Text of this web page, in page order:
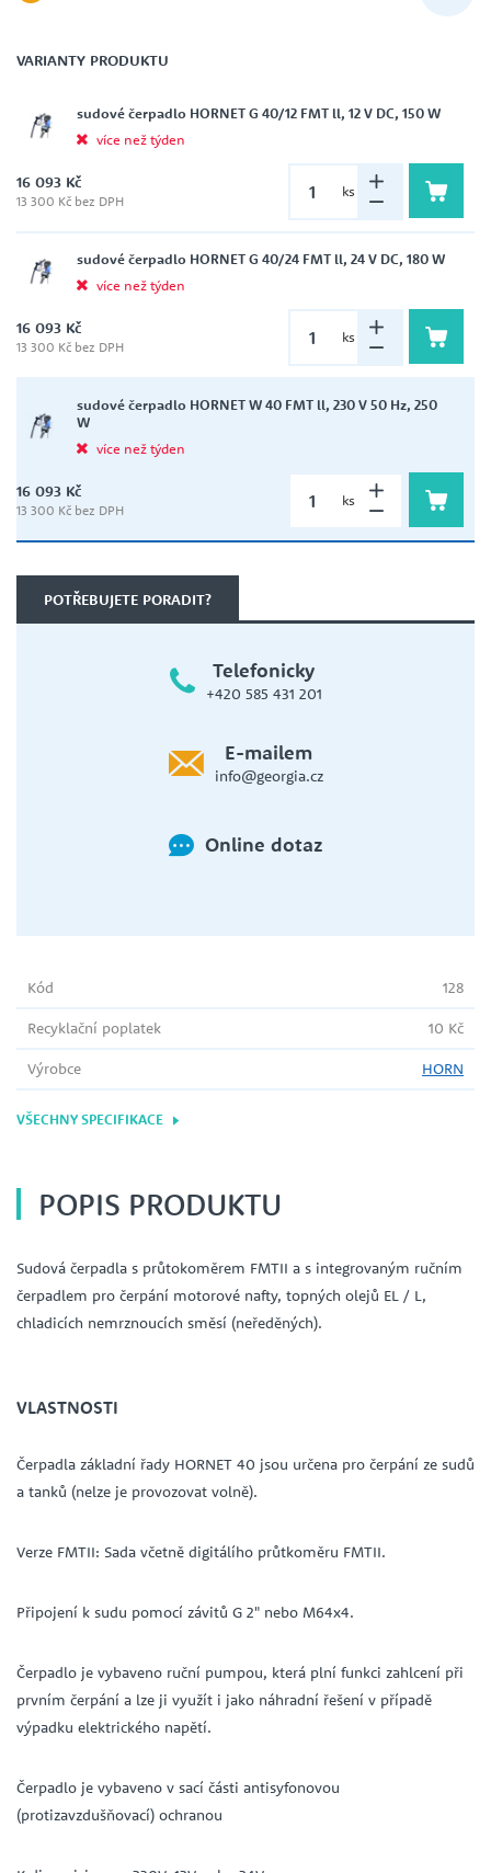
VARIANTY PRODUKTU
sudové čerpadlo HORNET G 40/12 FMT ll, 12 V DC, 150 W
více než týden
16 093 Kč
13 300 Kč bez DPH
ks
sudové čerpadlo HORNET G 40/24 FMT ll, 24 V DC, 180 W
více než týden
16 093 Kč
13 300 Kč bez DPH
ks
sudové čerpadlo HORNET W 40 FMT ll, 230 V 50 Hz, 250
W
více než týden
16 093 Kč
13 300 Kč bez DPH
ks
POTŘEBUJETE PORADIT?
Telefonicky
+420 585 431 201
E-mailem
info@georgia.cz
Online dotaz
Kód 128
Recyklační poplatek 10 Kč
Výrobce HORN
VŠECHNY SPECIFIKACE
POPIS PRODUKTU
Sudová čerpadla s průtokoměrem FMTII a s integrovaným ručním
čerpadlem pro čerpání motorové nafty, topných olejů EL / L,
chladicích nemrznoucích směsí (neředěných).
VLASTNOSTI
Čerpadla základní řady HORNET 40 jsou určena pro čerpání ze sudů
a tanků (nelze je provozovat volně).
Verze FMTII: Sada včetně digitálího průtkoměru FMTII.
Připojení k sudu pomocí závitů G 2" nebo M64x4.
Čerpadlo je vybaveno ruční pumpou, která plní funkci zahlcení při
prvním čerpání a lze ji využít i jako náhradní řešení v případě
výpadku elektrického napětí.
Čerpadlo je vybaveno v sací části antisyfonovou
(protizavzdušňovací) ochranou